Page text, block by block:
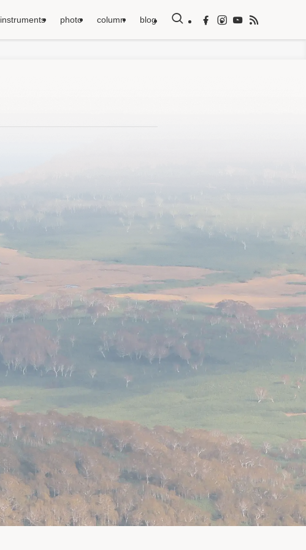
instruments photo column blog